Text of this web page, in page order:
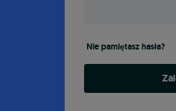
Nie pamiętasz hasła?